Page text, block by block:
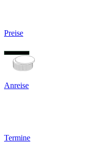
Preise
Anreise
Termine